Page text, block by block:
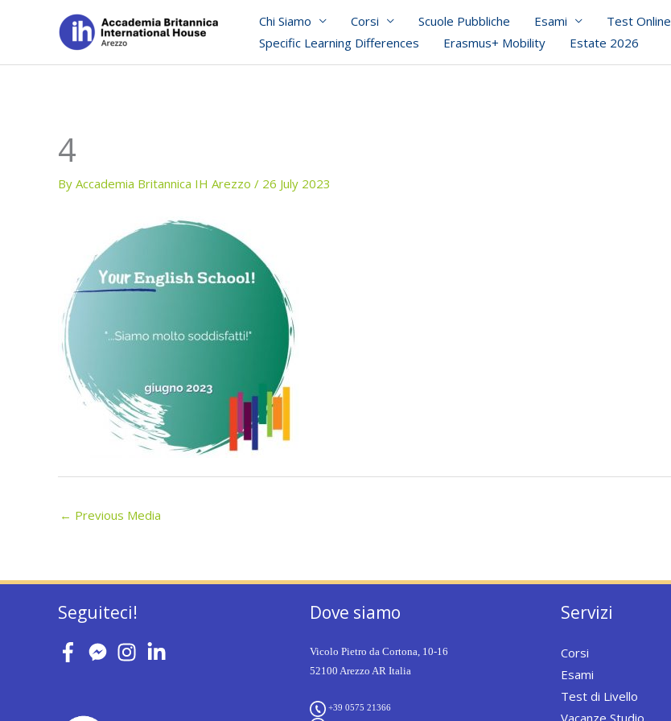
Chi Siamo Corsi Scuole Pubbliche Esami Test Online
Specific Learning Differences
Erasmus+ Mobility Estate 2026
4
By Accademia Britannica IH Arezzo / 26 July 2023
← Previous Media
Seguiteci! Dove siamo
Vicolo Pietro da Cortona, 10-16
52100 Arezzo AR Italia
+39 0575 21366
Servizi
Corsi
Esami
Test di Livello